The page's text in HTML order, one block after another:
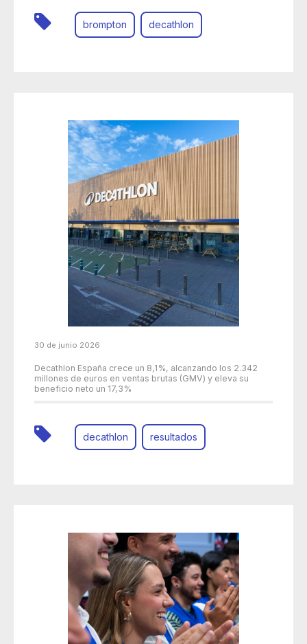
brompton decathlon
30 de junio 2026
Decathlon España crece un 8,1%, alcanzando los 2.342
millones de euros en ventas brutas (GMV) y eleva su
beneficio neto un 17,3%
decathlon resultados